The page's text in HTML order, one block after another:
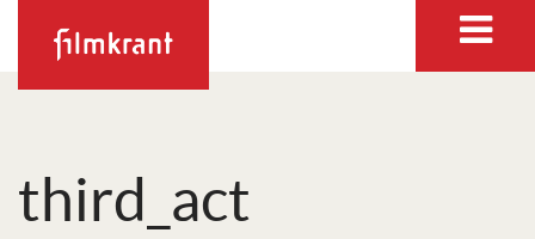
third_act